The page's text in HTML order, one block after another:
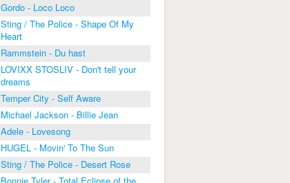
Gordo - Loco Loco
Sting / The Police - Shape Of My
Heart
Rammstein - Du hast
LOVIXX STOSLIV - Don't tell your
dreams
Temper City - Self Aware
Michael Jackson - Billie Jean
Adele - Lovesong
HUGEL - Movin' To The Sun
Sting / The Police - Desert Rose